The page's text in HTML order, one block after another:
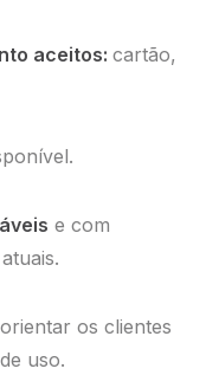
aceitos: cartão,
e com
os clientes
uso.